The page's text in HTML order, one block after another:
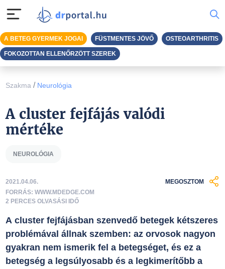
Szakma / Neurológia
A cluster fejfájás valódi
mértéke
NEUROLÓGIA
2021.04.06.
FORRÁS: WWW.MDEDGE.COM
2 PERCES OLVASÁSI IDŐ
MEGOSZTOM
A cluster fejfájásban szenvedő betegek kétszeres
problémával állnak szemben: az orvosok nagyon
gyakran nem ismerik fel a betegséget, és ez a
betegség a legsúlyosabb és a legkimerítőbb a
A BETEG GYERMEK JOGAI FÜSTMENTES JÖVŐ OSTEOARTHRITIS
FOKOZOTTAN ELLENŐRZÖTT SZEREK